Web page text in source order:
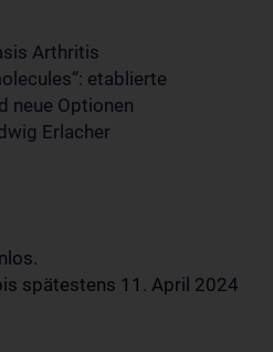
Arthritis
etablierte
neue Optionen
Erlacher
spätestens 11. April 2024